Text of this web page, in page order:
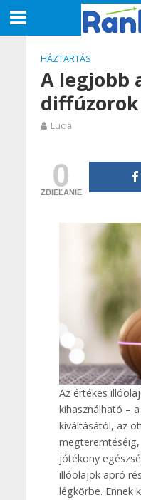
HÁZTARTÁS
A legjobb
diffúzorok
Lucia
0
ZDIEĽANIE
Az értékes
kihasználható –
kiváltásától, az
jótékony
illóolajok apró
légkörbe. Ennek